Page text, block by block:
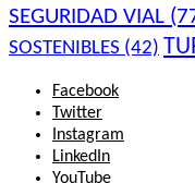
SEGURIDAD VIAL
SOSTENIBLES (42)
Facebook
Twitter
Instagram
LinkedIn
YouTube